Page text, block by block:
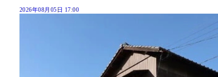
2026年08月05日 17:00